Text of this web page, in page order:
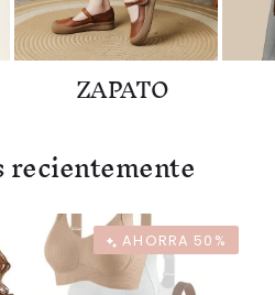
ZAPATO
recientemente
AHORRA 50%